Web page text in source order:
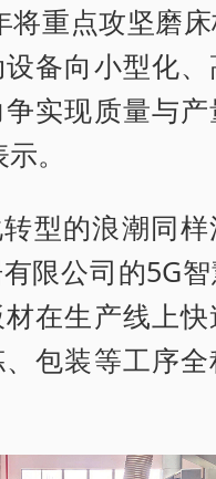
将重点攻坚磨
备向小型化
实现质量与
。
型的浪潮同样
限公司的5G智
在生产线上快
包装等工序